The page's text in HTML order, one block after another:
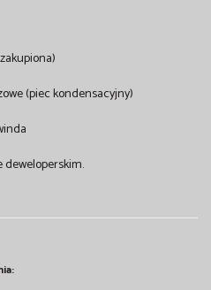
(piec kondensacyjny)